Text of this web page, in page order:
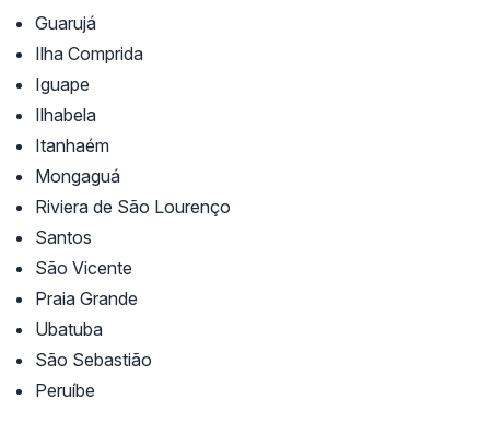
Guarujá
Ilha Comprida
Iguape
Ilhabela
Itanhaém
Mongaguá
Riviera de São Lourenço
Santos
São Vicente
Praia Grande
Ubatuba
São Sebastião
Peruíbe